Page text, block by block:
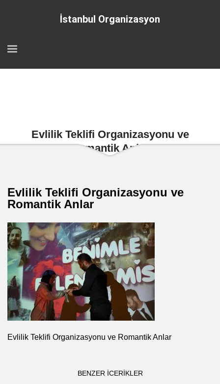
İstanbul Organizasyon
Evlilik Teklifi Organizasyonu ve
Romantik Anlar
Evlilik Teklifi Organizasyonu ve
Romantik Anlar
Evlilik Teklifi Organizasyonu ve Romantik Anlar
BENZER ICERIKLER